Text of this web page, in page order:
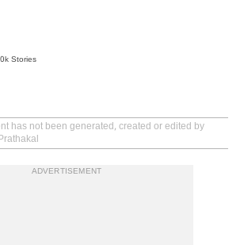
Stories
has not been generated, created or edited by
ADVERTISEMENT